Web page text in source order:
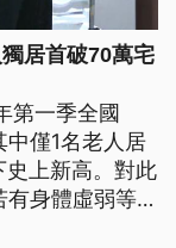
居首破70萬宅
第一季全國
中僅1名老人居
上新高。對此
身體虛弱等需